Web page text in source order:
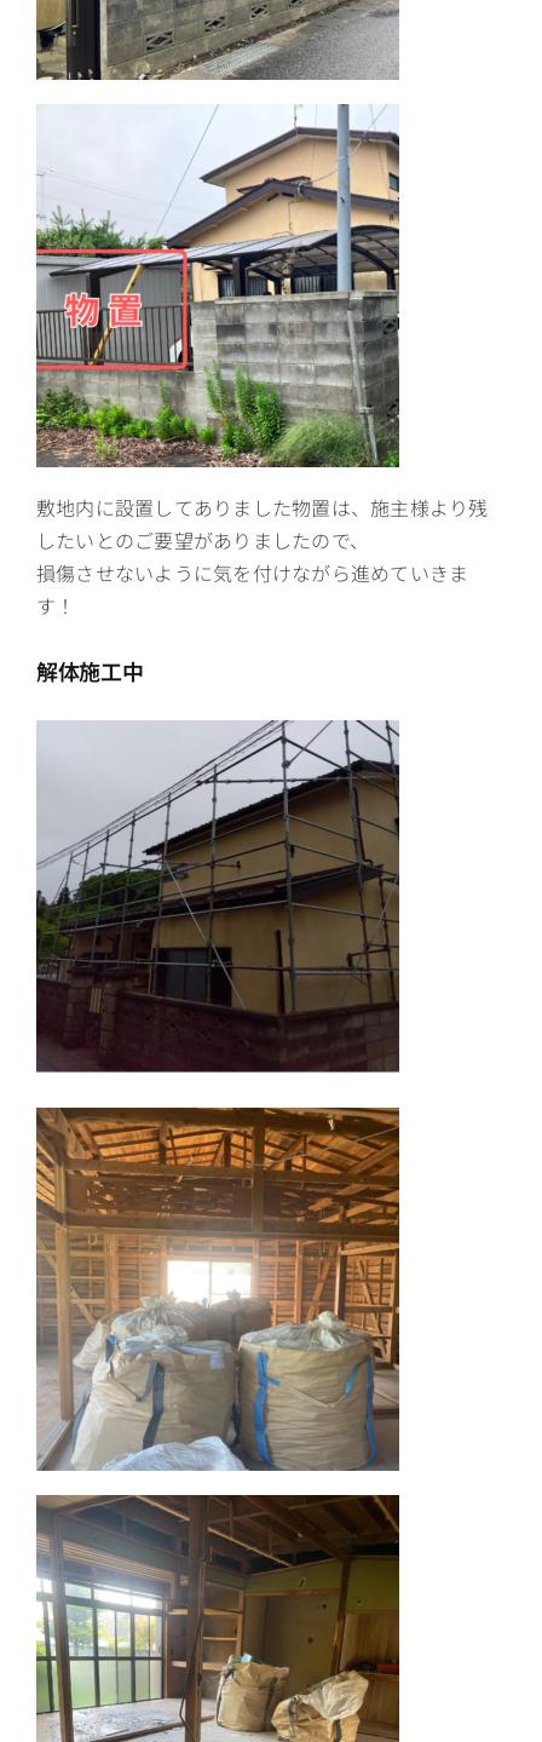
敷地内に設置してありました物置は、施主様より残
したいとのご要望がありましたので、
損傷させないように気を付けながら進めていきま
す！
解体施工中